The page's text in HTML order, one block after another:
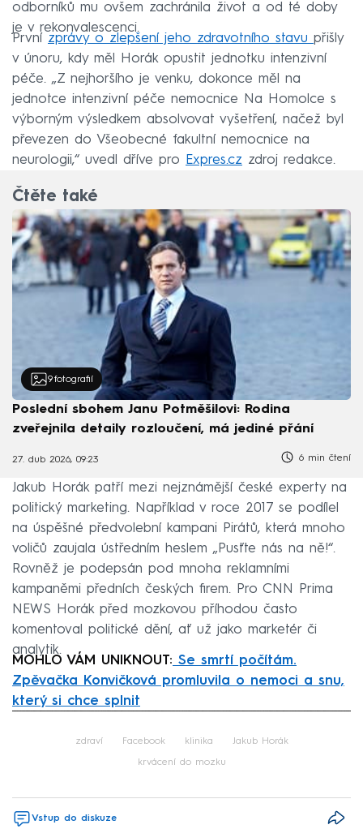
odborníků mu ovšem zachránila život a od té doby
je v rekonvalescenci.
První zprávy o zlepšení jeho zdravotního stavu přišly
v únoru, kdy měl Horák opustit jednotku intenzivní
péče. „Z nejhoršího je venku, dokonce měl na
jednotce intenzivní péče nemocnice Na Homolce s
výborným výsledkem absolvovat vyšetření, načež byl
převezen do Všeobecné fakultní nemocnice na
neurologii,“ uvedl dříve pro Expres.cz zdroj redakce.
Čtěte také
9 fotografií
Poslední sbohem Janu Potměšilovi: Rodina
zveřejnila detaily rozloučení, má jediné přání
27. dub 2026, 09:23 6 min čtení
Jakub Horák patří mezi nejznámější české experty na
politický marketing. Například v roce 2017 se podílel
na úspěšné předvolební kampani Pirátů, která mnoho
voličů zaujala ústředním heslem „Pusťte nás na ně!“.
Rovněž je podepsán pod mnoha reklamními
kampaněmi předních českých firem. Pro CNN Prima
NEWS Horák před mozkovou příhodou často
komentoval politické dění, ať už jako marketér či
analytik.
MOHLO VÁM UNIKNOUT: Se smrtí počítám.
Zpěvačka Konvičková promluvila o nemoci a snu,
který si chce splnit
zdraví Facebook klinika Jakub Horák
krvácení do mozku
Vstup do diskuze